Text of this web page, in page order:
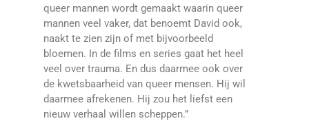
queer mannen wordt gemaakt waarin queer
mannen veel vaker, dat benoemt David ook,
naakt te zien zijn of met bijvoorbeeld
bloemen. In de films en series gaat het heel
veel over trauma. En dus daarmee ook over
de kwetsbaarheid van queer mensen. Hij wil
daarmee afrekenen. Hij zou het liefst een
nieuw verhaal willen scheppen.”